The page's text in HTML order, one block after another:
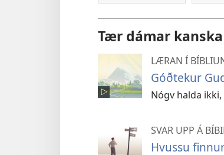
Tær dámar
LÆRAN Í
Góðtekur
Nógv halda
SVAR UPP Á
Hvussu